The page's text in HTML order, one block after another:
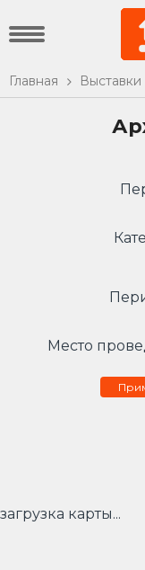
Главная Выставки
Место
загрузка карты...